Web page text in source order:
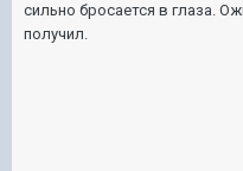
сильно бросается в глаза.
получил.